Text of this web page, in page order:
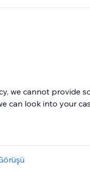
we cannot provide